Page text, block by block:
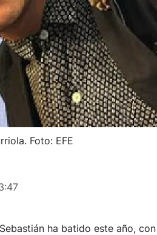
Foto: EFE
ha batido este año,